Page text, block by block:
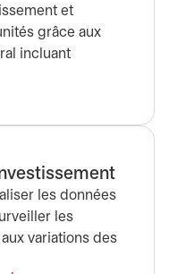
et
grâce aux
incluant
les données
les
variations des